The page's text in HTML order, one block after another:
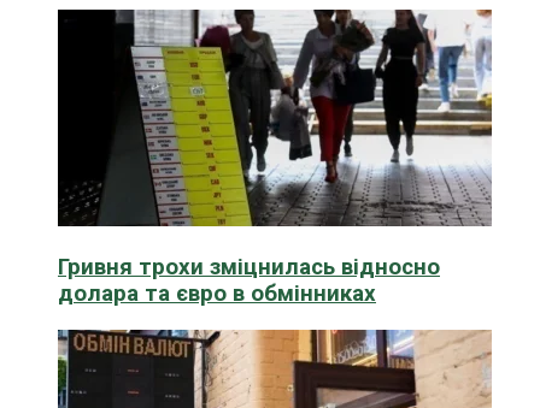
Гривня трохи зміцнилась відносно
долара та євро в обмінниках